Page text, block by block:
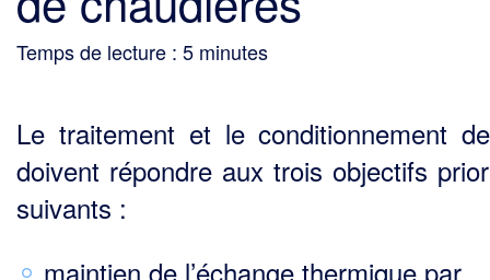
Temps de lecture : 5 minutes
Le traitement et le conditionnement
doivent répondre aux trois objectifs
suivants :
maintien de l’échange thermique par